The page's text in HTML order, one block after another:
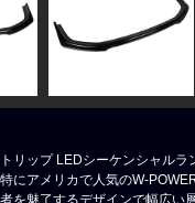
リップ LEDシーケンシャルラ
にアメリカで人気のW-
を魅了するデザインで幅広い